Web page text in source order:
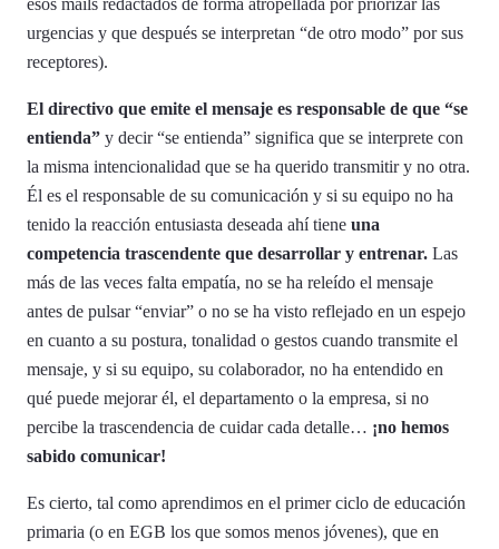
esos mails redactados de forma atropellada por priorizar las
urgencias y que después se interpretan “de otro modo” por sus
receptores).
El directivo que emite el mensaje es responsable de que “se
entienda” y decir “se entienda” significa que se interprete con
la misma intencionalidad que se ha querido transmitir y no otra.
Él es el responsable de su comunicación y si su equipo no ha
tenido la reacción entusiasta deseada ahí tiene una
competencia trascendente que desarrollar y entrenar. Las
más de las veces falta empatía, no se ha releído el mensaje
antes de pulsar “enviar” o no se ha visto reflejado en un espejo
en cuanto a su postura, tonalidad o gestos cuando transmite el
mensaje, y si su equipo, su colaborador, no ha entendido en
qué puede mejorar él, el departamento o la empresa, si no
percibe la trascendencia de cuidar cada detalle… ¡no hemos
sabido comunicar!
Es cierto, tal como aprendimos en el primer ciclo de educación
primaria (o en EGB los que somos menos jóvenes), que en